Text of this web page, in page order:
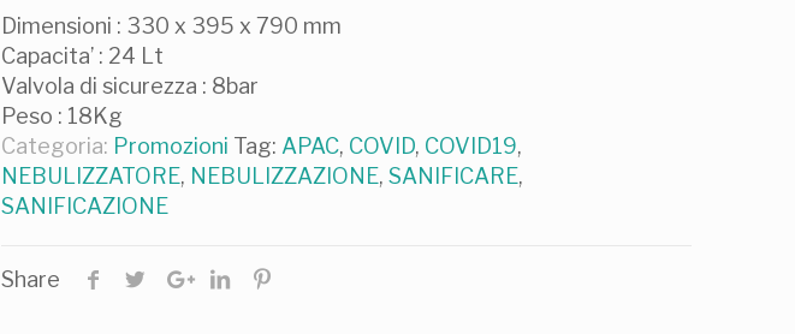
Dimensioni : 330 x 395 x 790 mm
Capacita’ : 24 Lt
Valvola di sicurezza : 8bar
Peso : 18Kg
Categoria: Promozioni Tag: APAC, COVID, COVID19,
NEBULIZZATORE, NEBULIZZAZIONE, SANIFICARE,
SANIFICAZIONE
Share